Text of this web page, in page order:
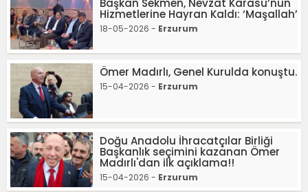
Başkan Sekmen, Nevzat Karasu’nun
Hizmetlerine Hayran Kaldı: ‘Maşallah’
18-05-2026 - Erzurum
Ömer Madırlı, Genel Kurulda konuştu.
15-04-2026 - Erzurum
Doğu Anadolu İhracatçılar Birliği
Başkanlık seçimini kazanan Ömer
Madırlı'dan ilk açıklama!!
15-04-2026 - Erzurum